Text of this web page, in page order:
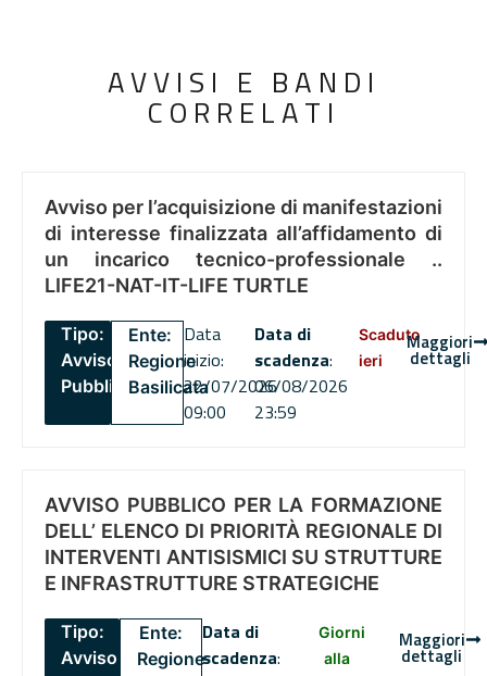
AVVISI E BANDI
CORRELATI
Avviso per l’acquisizione di manifestazioni
di interesse finalizzata all’affidamento di
un incarico tecnico-professionale ..
LIFE21-NAT-IT-LIFE TURTLE
Tipo:
Avviso
Pubblico
Ente:
Regione
Basilicata
Data
inizio:
22/07/2026
09:00
Data di
scadenza:
06/08/2026
23:59
Scaduto
ieri
Maggiori
dettagli
AVVISO PUBBLICO PER LA FORMAZIONE
DELL’ ELENCO DI PRIORITÀ REGIONALE DI
INTERVENTI ANTISISMICI SU STRUTTURE
E INFRASTRUTTURE STRATEGICHE
Tipo:
Avviso
Ente:
Regione
Data di
scadenza:
Giorni
alla
Maggiori
dettagli